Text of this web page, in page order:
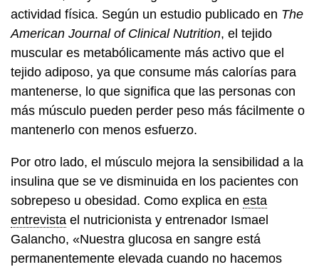
actividad física. Según un estudio publicado en The
American Journal of Clinical Nutrition, el tejido
muscular es metabólicamente más activo que el
tejido adiposo, ya que consume más calorías para
mantenerse, lo que significa que las personas con
más músculo pueden perder peso más fácilmente o
mantenerlo con menos esfuerzo.
Por otro lado, el músculo mejora la sensibilidad a la
insulina que se ve disminuida en los pacientes con
sobrepeso u obesidad. Como explica en esta
entrevista el nutricionista y entrenador Ismael
Galancho, «Nuestra glucosa en sangre está
permanentemente elevada cuando no hacemos